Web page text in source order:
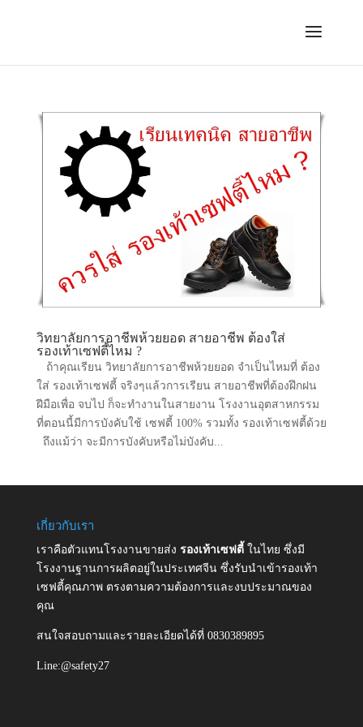
วิทยาลัยการอาชีพห้วยยอด สายอาชีพ ต้องใส่
รองเท้าเซฟตี้ไหม ?
ถ้าคุณเรียน วิทยาลัยการอาชีพห้วยยอด จำเป็นไหมที่ ต้อง
ใส่ รองเท้าเซฟตี้ จริงๆแล้วการเรียน สายอาชีพที่ต้องฝึกฝน
ฝีมือเพื่อ จบไป ก็จะทำงานในสายงาน โรงงานอุตสาหกรรม
ที่ตอนนี้มีการบังคับใช้ เซฟตี้ 100% รวมทั้ง รองเท้าเซฟตี้ด้วย
ถึงแม้ว่า จะมีการบังคับหรือไม่บังคับ...
เกี่ยวกับเรา
เราคือตัวแทนโรงงานขายส่ง รองเท้าเซฟตี้ ในไทย ซึ่งมี
โรงงานฐานการผลิตอยู่ในประเทศจีน ซึ่งรับนำเข้ารองเท้า
เซฟตี้คุณภาพ ตรงตามความต้องการและงบประมาณของ
คุณ
สนใจสอบถามและรายละเอียดได้ที่ 0830389895
Line:@safety27